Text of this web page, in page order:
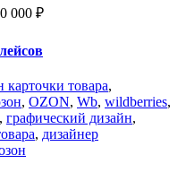
000 ₽
карточки товара,
, OZON, Wb, wildberries,
, графический дизайн,
, дизайнер